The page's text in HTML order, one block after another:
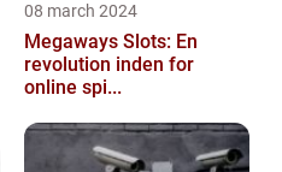
08 march 2024
Megaways Slots: En
revolution inden for
online spi...